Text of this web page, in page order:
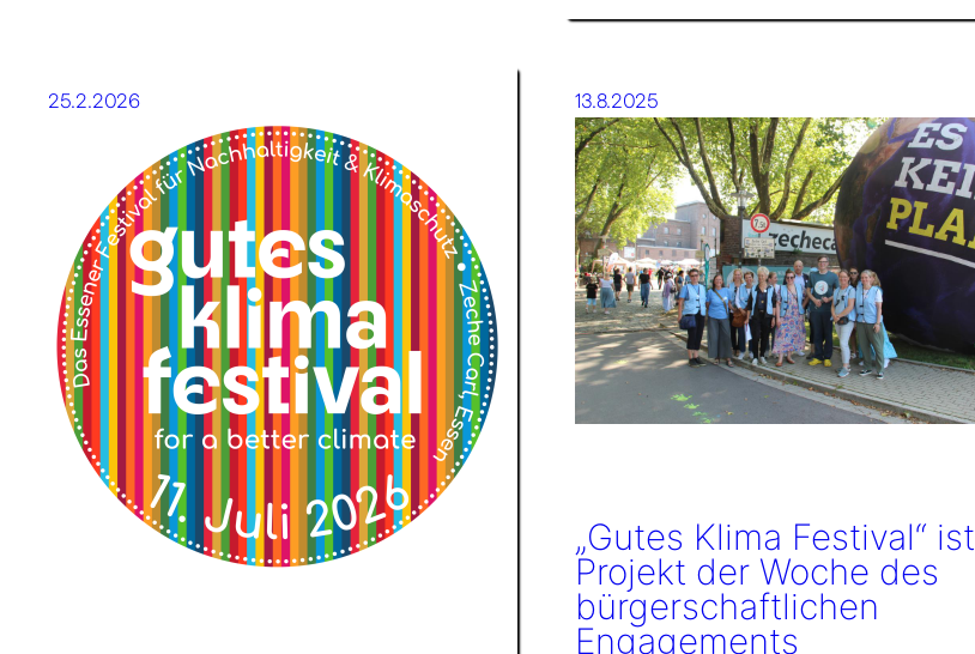
25.2.2026 13.8.2025
„Gutes Klima Festival“ ist
Projekt der Woche des
bürgerschaftlichen
Engagements